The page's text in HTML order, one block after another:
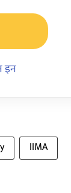
इन
IIMA